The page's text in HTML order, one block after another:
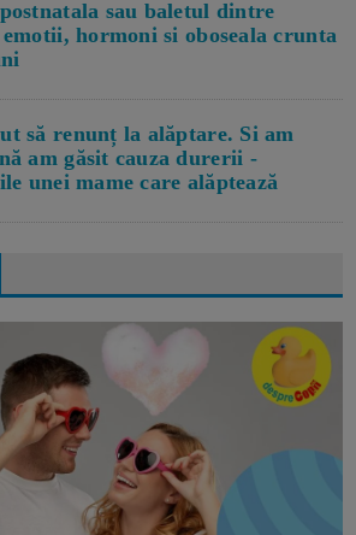
sau baletul dintre
hormoni si oboseala crunta
să renunț la alăptare. Si am
am găsit cauza durerii -
unei mame care alăptează